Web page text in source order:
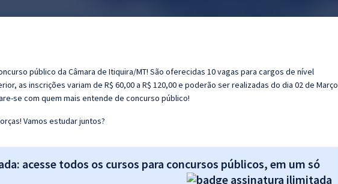
público da Câmara de Itiquira/MT! São oferecidas 10 vagas para cargos de nível
as inscrições variam de R$ 60,00 a R$ 120,00 e poderão ser realizadas do dia 02 de Março
se com quem mais entende de concurso público!
Vamos estudar juntos?
acesse todos os cursos para concursos públicos, em um só